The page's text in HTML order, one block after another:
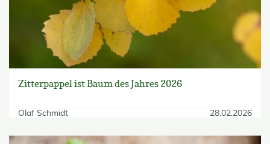
Zitterpappel ist Baum des Jahres 2026
Olaf Schmidt 28.02.2026